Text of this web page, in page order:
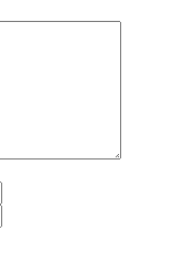
Mail-
Adresse